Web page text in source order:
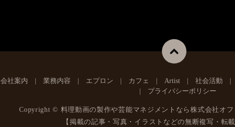
会社案内 業務内容 エプロン カフェ Artist 社会活動
プライバシーポリシー
Copyright © 料理動画の製作や芸能マネジメントなら株式会社オフ
【掲載の記事・写真・イラストなどの無断複写・転